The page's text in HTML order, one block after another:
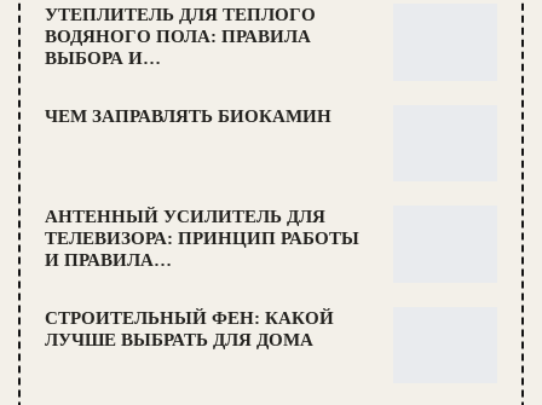
УТЕПЛИТЕЛЬ ДЛЯ ТЕПЛОГО
ВОДЯНОГО ПОЛА: ПРАВИЛА
ВЫБОРА И…
ЧЕМ ЗАПРАВЛЯТЬ БИОКАМИН
АНТЕННЫЙ УСИЛИТЕЛЬ ДЛЯ
ТЕЛЕВИЗОРА: ПРИНЦИП РАБОТЫ
И ПРАВИЛА…
СТРОИТЕЛЬНЫЙ ФЕН: КАКОЙ
ЛУЧШЕ ВЫБРАТЬ ДЛЯ ДОМА